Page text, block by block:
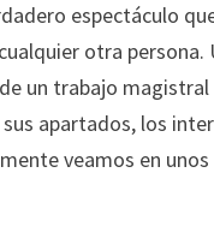
espectáculo
otra
un trabajo
apartados, los
veamos en